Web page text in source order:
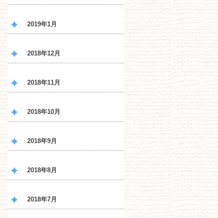
2019年1月
2018年12月
2018年11月
2018年10月
2018年9月
2018年8月
2018年7月